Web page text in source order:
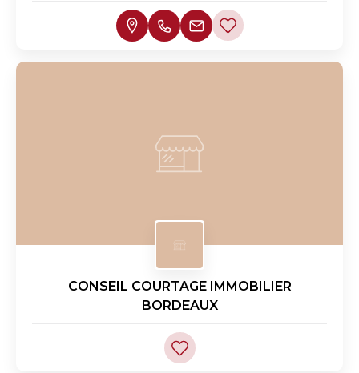
CONSEIL COURTAGE IMMOBILIER
BORDEAUX